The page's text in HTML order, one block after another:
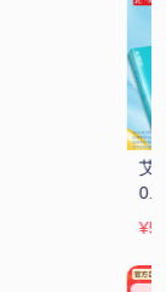
碧生源 奥利司他胶